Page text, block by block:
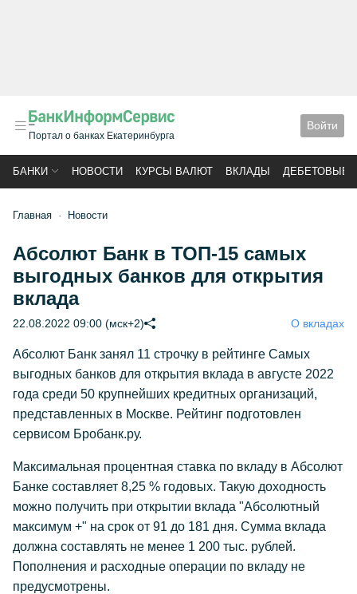
Портал о банках Екатеринбурга
Войти
БАНКИ НОВОСТИ КУРСЫ ВАЛЮТ ВКЛАДЫ ДЕБЕТОВЫЕ
Главная Новости
Абсолют Банк в ТОП-15 самых
выгодных банков для открытия
вклада
22.08.2022 09:00 (мск+2) О вкладах
Абсолют Банк занял 11 строчку в рейтинге Самых
выгодных банков для открытия вклада в августе 2022
года среди 50 крупнейших кредитных организаций,
представленных в Москве. Рейтинг подготовлен
сервисом Бробанк.ру.
Максимальная процентная ставка по вкладу в Абсолют
Банке составляет 8,25 % годовых. Такую доходность
можно получить при открытии вклада "Абсолютный
максимум +" на срок от 91 до 181 дня. Сумма вклада
должна составлять не менее 1 200 тыс. рублей.
Пополнения и расходные операции по вкладу не
предусмотрены.